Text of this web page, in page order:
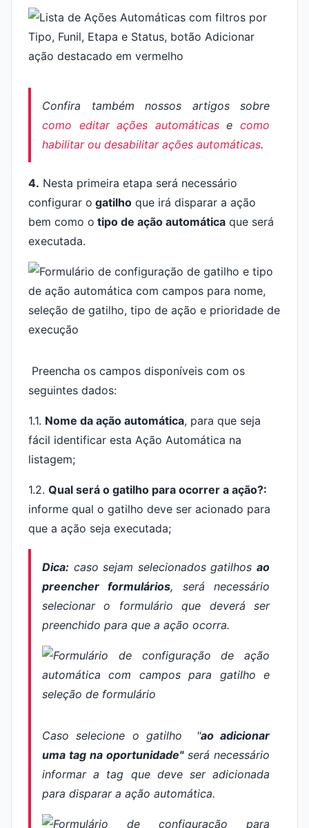
Confira também nossos artigos sobre
como editar ações automáticasecomo
habilitar ou desabilitar ações automáticas.
4. Nesta primeira etapa será necessário
configurar o gatilho que irá disparar a ação
bem como o tipo de ação automática que será
executada.
Preencha os campos disponíveis com os
seguintes dados:
1.1. Nome da ação automática, para que seja
fácil identificar esta Ação Automática na
listagem;
1.2. Qual será o gatilho para ocorrer a ação?:
informe qual o gatilho deve ser acionado para
que a ação seja executada;
Dica: caso sejam selecionados gatilhos ao
preencher formulários, será necessário
selecionar o formulário que deverá ser
preenchido para que a ação ocorra.
Caso selecione o gatilho "ao adicionar
uma tag na oportunidade"será necessário
informar a tag que deve ser adicionada
para disparar a ação automática.